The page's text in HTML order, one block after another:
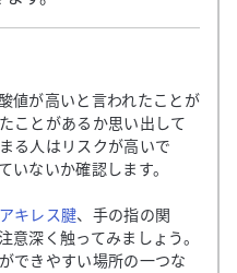
値が高いと言われたことが
ことがあるか思い出して
る人はリスクが高いで
いないか確認します。
アキレス腱、手の指の関
意深く触ってみましょう。
できやすい場所の一つな